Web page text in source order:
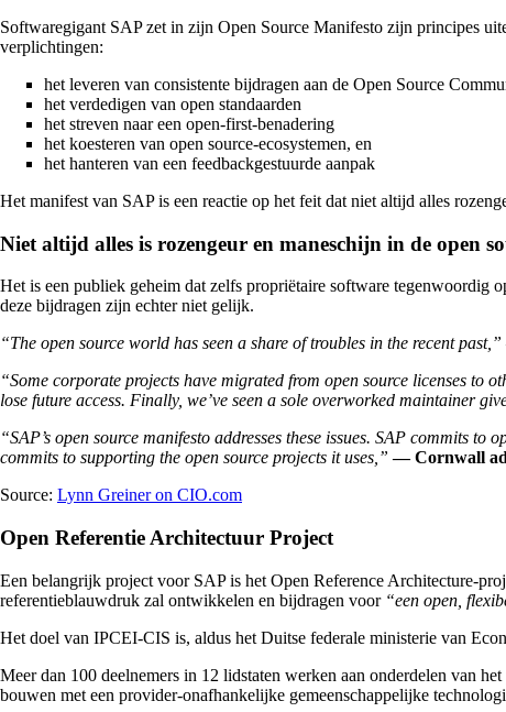
Softwaregigant SAP zet in zijn Open Source Manifesto zijn principes
verplichtingen:
het leveren van consistente bijdragen aan de Open Source
het verdedigen van open standaarden
het streven naar een open-first-benadering
het koesteren van open source-ecosystemen, en
het hanteren van een feedbackgestuurde aanpak
Het manifest van SAP is een reactie op het feit dat niet altijd alles
Niet altijd alles is rozengeur en maneschijn in de open
Het is een publiek geheim dat zelfs propriëtaire software tegenwoordig
deze bijdragen zijn echter niet gelijk.
“The open source world has seen a share of troubles in the recent past,”
“Some corporate projects have migrated from open source licenses to
lose future access. Finally, we’ve seen a sole overworked maintainer
“SAP’s open source manifesto addresses these issues. SAP commits
commits to supporting the open source projects it uses,” — Cornwall
Source: Lynn Greiner on CIO.com
Open Referentie Architectuur Project
Een belangrijk project voor SAP is het Open Reference Architecture-
referentieblauwdruk zal ontwikkelen en bijdragen voor “een open,
Het doel van IPCEI-CIS is, aldus het Duitse federale ministerie van
Meer dan 100 deelnemers in 12 lidstaten werken aan onderdelen van
bouwen met een provider-onafhankelijke gemeenschappelijke